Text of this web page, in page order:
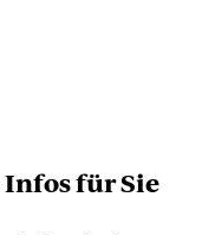
für Sie